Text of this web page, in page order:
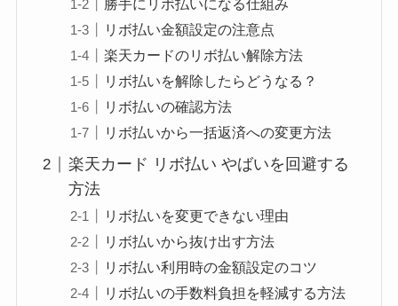
勝手にリボ払いになる仕組み
リボ払い金額設定の注意点
楽天カードのリボ払い解除方法
リボ払いを解除したらどうなる？
リボ払いの確認方法
リボ払いから一括返済への変更方法
楽天カード リボ払い やばいを回避する
方法
リボ払いを変更できない理由
リボ払いから抜け出す方法
リボ払い利用時の金額設定のコツ
リボ払いの手数料負担を軽減する方法